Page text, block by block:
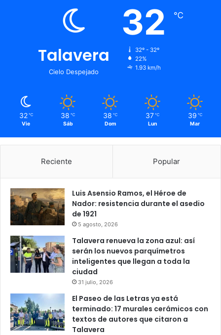
Talavera
Cielo Despejado
32 ℃
32º - 32º
22%
1.93 km/h
32 ℃
Vie
38 ℃
Sáb
38 ℃
Dom
37 ℃
Lun
39 ℃
Mar
Reciente Popular
Luis Asensio Ramos, el Héroe de
Nador: resistencia durante el asedio
de 1921
5 agosto, 2026
Talavera renueva la zona azul: así
serán los nuevos parquímetros
inteligentes que llegan a toda la
ciudad
31 julio, 2026
El Paseo de las Letras ya está
terminado: 17 murales cerámicos con
textos de autores que citaron a
Talavera